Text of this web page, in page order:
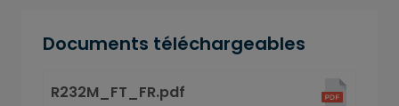
Documents téléchargeables
R232M_FT_FR.pdf